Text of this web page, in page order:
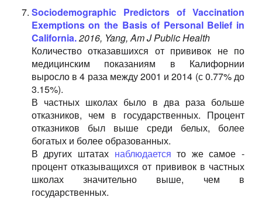
Sociodemographic Predictors of Vaccination
Exemptions on the Basis of Personal Belief in
California.2016, Yang, Am J Public Health
Количество отказавшихся от прививок не по
медицинским показаниям в Калифорнии
выросло в 4 раза между 2001 и 2014 (с 0.77% до
3.15%).
В частных школах было в два раза больше
отказников, чем в государственных. Процент
отказников был выше среди белых, более
богатых и более образованных.
В других штатах наблюдается то же самое -
процент отказыващихся от прививок в частных
школах значительно выше, чем в
государственных.